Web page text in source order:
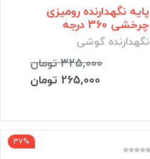
پایه نگهدارنده رومیزی
چرخشی 360 درجه
نگهدارنده گوشی
325,000 تومان
265,000 تومان
37%